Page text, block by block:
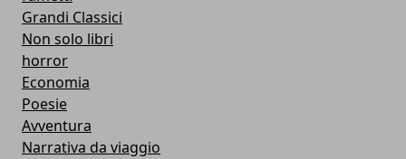
Grandi Classici
Non solo libri
horror
Economia
Poesie
Avventura
Narrativa da viaggio